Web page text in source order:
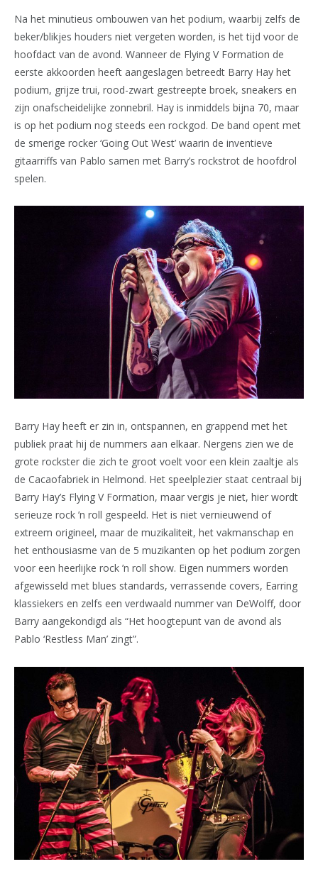
Na het minutieus ombouwen van het podium, waarbij zelfs de
beker/blikjes houders niet vergeten worden, is het tijd voor de
hoofdact van de avond. Wanneer de Flying V Formation de
eerste akkoorden heeft aangeslagen betreedt Barry Hay het
podium, grijze trui, rood-zwart gestreepte broek, sneakers en
zijn onafscheidelijke zonnebril. Hay is inmiddels bijna 70, maar
is op het podium nog steeds een rockgod. De band opent met
de smerige rocker ‘Going Out West’ waarin de inventieve
gitaarriffs van Pablo samen met Barry’s rockstrot de hoofdrol
spelen.
Barry Hay heeft er zin in, ontspannen, en grappend met het
publiek praat hij de nummers aan elkaar. Nergens zien we de
grote rockster die zich te groot voelt voor een klein zaaltje als
de Cacaofabriek in Helmond. Het speelplezier staat centraal bij
Barry Hay’s Flying V Formation, maar vergis je niet, hier wordt
serieuze rock ’n roll gespeeld. Het is niet vernieuwend of
extreem origineel, maar de muzikaliteit, het vakmanschap en
het enthousiasme van de 5 muzikanten op het podium zorgen
voor een heerlijke rock ’n roll show. Eigen nummers worden
afgewisseld met blues standards, verrassende covers, Earring
klassiekers en zelfs een verdwaald nummer van DeWolff, door
Barry aangekondigd als “Het hoogtepunt van de avond als
Pablo ‘Restless Man’ zingt”.